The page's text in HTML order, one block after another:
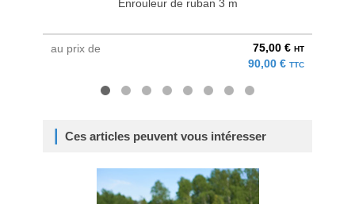
Enrouleur de ruban 3 m
au prix de 75,00 € HT
90,00 € TTC
Ces articles peuvent vous intéresser